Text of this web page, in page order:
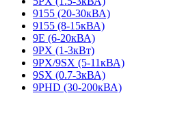
9155 (20-30кВА)
9155 (8-15кВА)
9E (6-20кВА)
9PX (1-3кВт)
9PX/9SX (5-11кВА)
9SX (0.7-3кВА)
9PHD (30-200кВА)